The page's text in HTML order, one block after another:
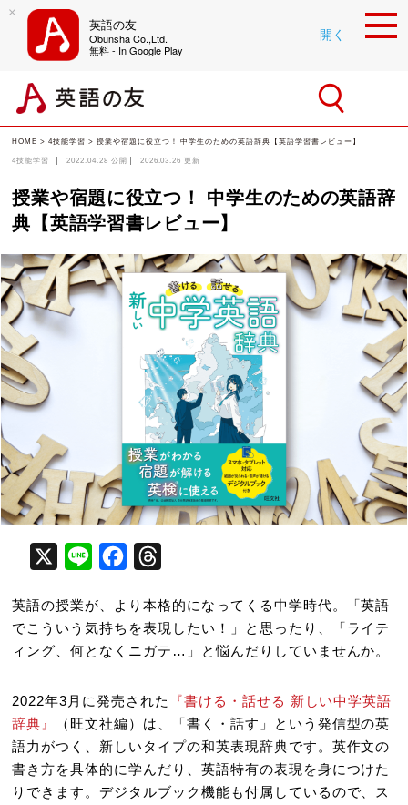
×
英語の友
Obunsha Co.,Ltd.
無料 - In Google Play
開く
HOME >4技能学習 > 授業や宿題に役立つ！ 中学生のための英語辞典【英語学習書レビュー】
4技能学習 2022.04.28 公開 2026.03.26 更新
授業や宿題に役立つ！ 中学生のための英語辞
典【英語学習書レビュー】
X Line Facebook
英語の授業が、より本格的になってくる中学時代。「英語
でこういう気持ちを表現したい！」と思ったり、「ライテ
ィング、何となくニガテ…」と悩んだりしていませんか。
2022年3月に発売された
『書ける・話せる 新しい中学英語
辞典』
（旺文社編）は、「書く・話す」という発信型の英
語力がつく、新しいタイプの和英表現辞典です。英作文の
書き方を具体的に学んだり、英語特有の表現を身につけた
りできます。デジタルブック機能も付属しているので、ス